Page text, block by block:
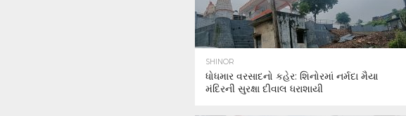
SHINOR
ધોધમાર વરસાદનો કહેર: શિનોરમાં નર્મદા મૈયા
મંદિરની સુરક્ષા દીવાલ ધરાશાયી